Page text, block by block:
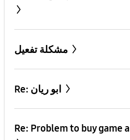
Re: Problem to buy game